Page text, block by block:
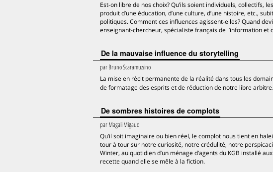
Est-on libre de nos choix? Qu’ils soient individuels, collectifs,
produit d’une éducation, d’une culture, d’une histoire, etc.,
politiques. Comment ces influences agissent-elles? Quand
enseignant-chercheur, spécialiste français de l’information et
De la mauvaise influence du storytelling
parBruno Scaramuzzino
La mise en récit permanente de la réalité dans tous les
de formatage des esprits et de réduction de notre libre
De sombres histoires de complots
parMagali Migaud
Qu’il soit imaginaire ou bien réel, le complot nous tient en
tour à tour sur notre curiosité, notre crédulité, notre
Winter, au quotidien d’un ménage d’agents du KGB installé
recette quand elle se mêle à la fiction.